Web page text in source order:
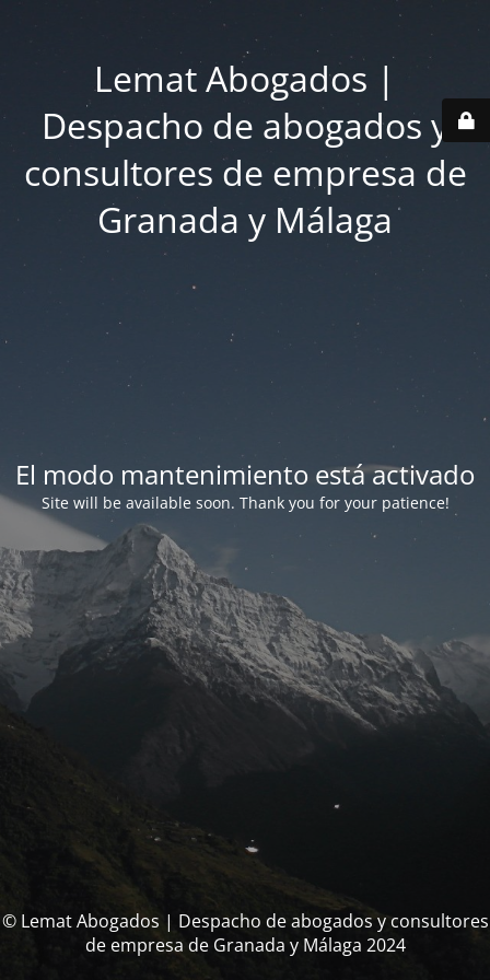
Lemat Abogados |
Despacho de abogados y
consultores de empresa de
Granada y Málaga
El modo mantenimiento está activado
Site will be available soon. Thank you for your patience!
© Lemat Abogados | Despacho de abogados y consultores
de empresa de Granada y Málaga 2024